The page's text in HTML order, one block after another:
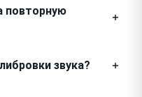
нетронутыми.
разборки
мастер
перед
повторную
звука?